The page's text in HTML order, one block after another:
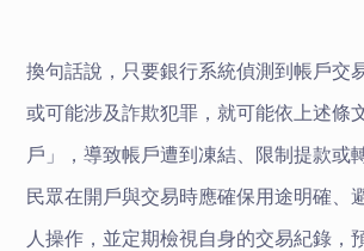
換句話說，只要銀行系統偵測到帳戶交
或可能涉及詐欺犯罪，就可能依上述條
戶」，導致帳戶遭到凍結、限制提款或
民眾在開戶與交易時應確保用途明確、
人操作，並定期檢視自身的交易紀錄，